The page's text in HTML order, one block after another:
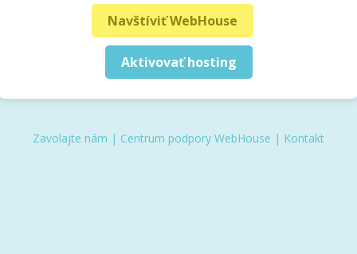
Navštíviť WebHouse
Aktivovať hosting
Zavolajte nám | Centrum podpory WebHouse | Kontakt